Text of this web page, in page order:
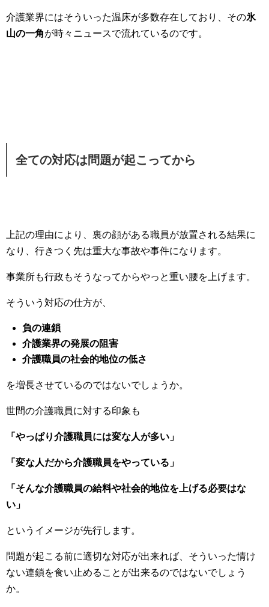
介護業界にはそういった温床が多数存在しており、その氷
山の一角が時々ニュースで流れているのです。
全ての対応は問題が起こってから
上記の理由により、裏の顔がある職員が放置される結果に
なり、行きつく先は重大な事故や事件になります。
事業所も行政もそうなってからやっと重い腰を上げます。
そういう対応の仕方が、
負の連鎖
介護業界の発展の阻害
介護職員の社会的地位の低さ
を増長させているのではないでしょうか。
世間の介護職員に対する印象も
「やっぱり介護職員には変な人が多い」
「変な人だから介護職員をやっている」
「そんな介護職員の給料や社会的地位を上げる必要はな
い」
というイメージが先行します。
問題が起こる前に適切な対応が出来れば、そういった情け
ない連鎖を食い止めることが出来るのではないでしょう
か。